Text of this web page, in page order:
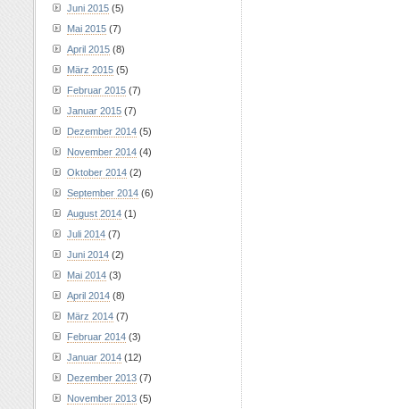
Juni 2015 (5)
Mai 2015 (7)
April 2015 (8)
März 2015 (5)
Februar 2015 (7)
Januar 2015 (7)
Dezember 2014 (5)
November 2014 (4)
Oktober 2014 (2)
September 2014 (6)
August 2014 (1)
Juli 2014 (7)
Juni 2014 (2)
Mai 2014 (3)
April 2014 (8)
März 2014 (7)
Februar 2014 (3)
Januar 2014 (12)
Dezember 2013 (7)
November 2013 (5)